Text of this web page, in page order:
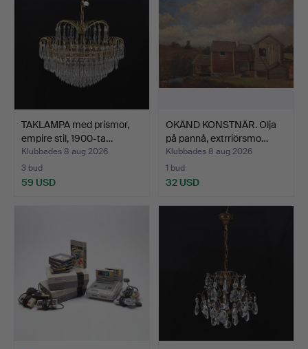
TAKLAMPA med prismor,
empire stil, 1900-ta…
Klubbades 8 aug 2026
3 bud
59 USD
OKÄND KONSTNÄR. Olja
på pannå, extrriörsmo…
Klubbades 8 aug 2026
1 bud
32 USD